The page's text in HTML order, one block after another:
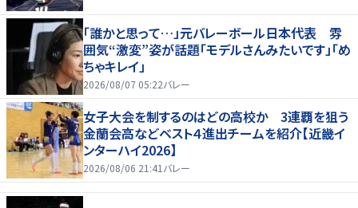
「誰かと思って…」元バレーボール日本代表 雰
囲気“激変”姿が話題「モデルさんみたいです」「め
ちゃキレイ」
2026/08/07 05:22バレー
女子大会を制するのはどの高校か 3連覇を狙う
金蘭会高などベスト４進出チームを紹介【近畿イ
ンターハイ2026】
2026/08/06 21:41 バレー